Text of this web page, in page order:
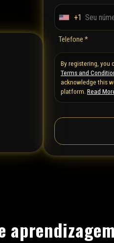
U
n
t
e
d
S
e
+1
Telefone *
By registering, you
Terms and
acknowledge this
platform. Read
aprendizagem